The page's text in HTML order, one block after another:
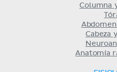
Columna
Cabeza
Anatomía